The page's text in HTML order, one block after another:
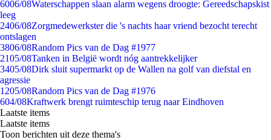
6006/08Waterschappen slaan alarm wegens droogte: Gereedschapskist
leeg
2406/08Zorgmedewerkster die 's nachts haar vriend bezocht terecht
ontslagen
3806/08Random Pics van de Dag #1977
2105/08Tanken in België wordt nóg aantrekkelijker
3405/08Dirk sluit supermarkt op de Wallen na golf van diefstal en
agressie
1205/08Random Pics van de Dag #1976
604/08Kraftwerk brengt ruimteschip terug naar Eindhoven
Laatste items
Laatste items
Toon berichten uit deze thema's